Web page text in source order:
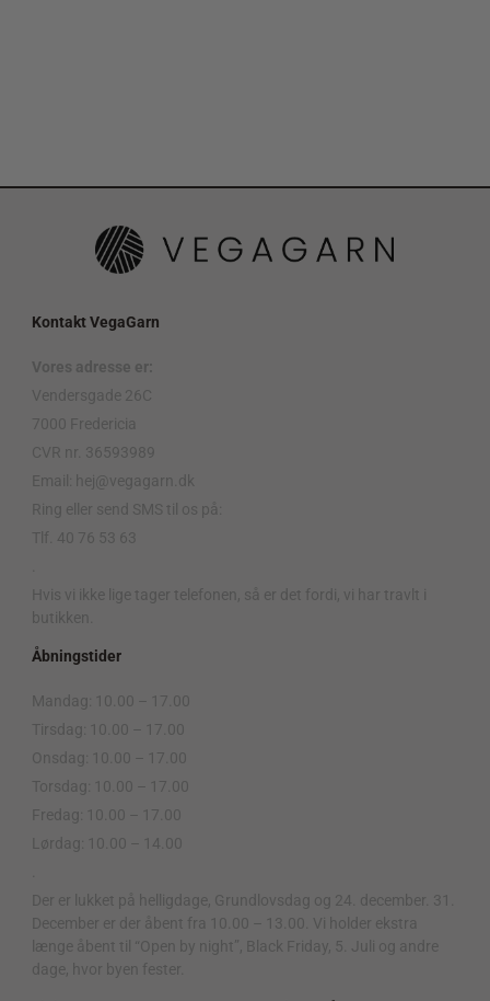
Kontakt VegaGarn
Vores adresse er:
Vendersgade 26C
7000 Fredericia
CVR nr. 36593989
Email: hej@vegagarn.dk
Ring eller send SMS til os på:
Tlf. 40 76 53 63
Hvis vi ikke lige tager telefonen, så er det fordi, vi har travlt i
butikken.
Åbningstider
Mandag: 10.00 – 17.00
Tirsdag: 10.00 – 17.00
Onsdag: 10.00 – 17.00
Torsdag: 10.00 – 17.00
Fredag: 10.00 – 17.00
Lørdag: 10.00 – 14.00
Der er lukket på helligdage, Grundlovsdag og 24. december. 31.
December er der åbent fra 10.00 – 13.00. Vi holder ekstra
længe åbent til “Open by night”, Black Friday, 5. Juli og andre
dage, hvor byen fester.